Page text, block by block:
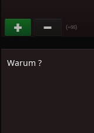
(+66)
Warum ?